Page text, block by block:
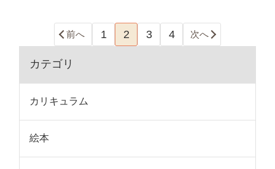
前へ 1 2 3 4 次へ
カテゴリ
カリキュラム
絵本